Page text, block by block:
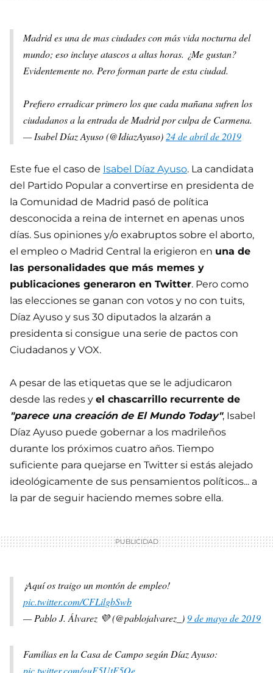
Madrid es una de mas ciudades con más vida nocturna del
mundo; eso incluye atascos a altas horas. ¿Me gustan?
Evidentemente no. Pero forman parte de esta ciudad.
Prefiero erradicar primero los que cada mañana sufren los
ciudadanos a la entrada de Madrid por culpa de Carmena.
— Isabel Díaz Ayuso (@IdiazAyuso) 24 de abril de 2019
Este fue el caso de Isabel Díaz Ayuso. La candidata
del Partido Popular a convertirse en presidenta de
la Comunidad de Madrid pasó de política
desconocida a reina de internet en apenas unos
días. Sus opiniones y/o exabruptos sobre el aborto,
el empleo o Madrid Central la erigieron en una de
las personalidades que más memes y
publicaciones generaron en Twitter. Pero como
las elecciones se ganan con votos y no con tuits,
Díaz Ayuso y sus 30 diputados la alzarán a
presidenta si consigue una serie de pactos con
Ciudadanos y VOX.
A pesar de las etiquetas que se le adjudicaron
desde las redes y el chascarrillo recurrente de
"parece una creación de El Mundo Today", Isabel
Díaz Ayuso puede gobernar a los madrileños
durante los próximos cuatro años. Tiempo
suficiente para quejarse en Twitter si estás alejado
ideológicamente de sus pensamientos políticos... a
la par de seguir haciendo memes sobre ella.
¡Aquí os traigo un montón de empleo!
pic.twitter.com/CFLilgbSwb
— Pablo J. Álvarez 💜 (@pablojalvarez_) 9 de mayo de 2019
Familias en la Casa de Campo según Díaz Ayuso:
pic.twitter.com/guF5UtF5Oe